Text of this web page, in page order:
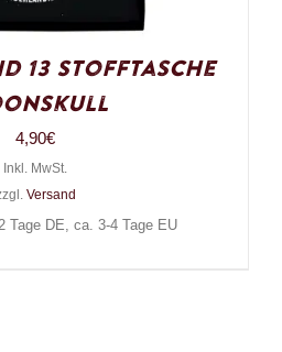
13 Stofftasche
4,90€
Inkl. MwSt.
Versand
Tage DE, ca. 3-4 Tage EU